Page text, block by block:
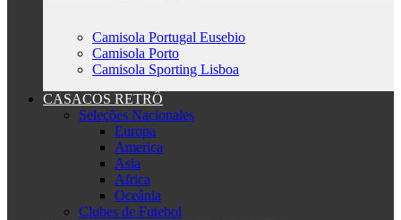
Camisola Portugal Eusebio
Camisola Porto
Camisola Sporting Lisboa
CASACOS RETRÔ
Seleções Nacionales
Europa
America
Asia
Africa
Oceânia
Clubes de Futebol